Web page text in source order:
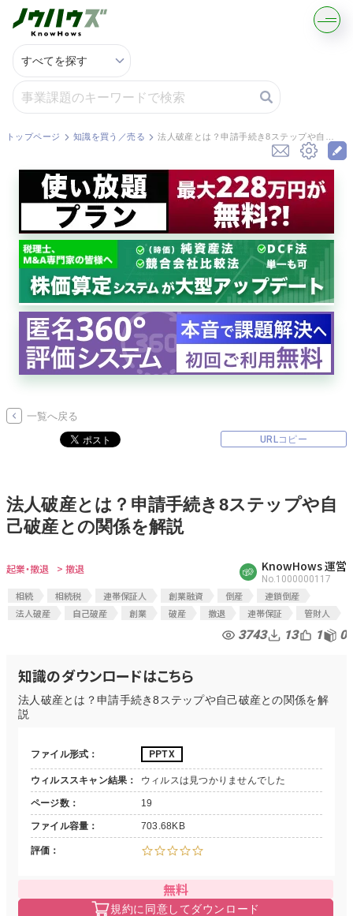
記事・コラムを読む
解決策を募集する
知識を買う／売る
契約書ひな型を探す
専門家に電話する
無料で株価を算定
資本政策を無料でお試し
無料でアンケート
新規会員登録
トップページ 知識を買う／売る
一覧へ戻る
URLコピー
法人破産とは？申請手続き8ステップや自
己破産との関係を解説
起業・撤退 > 撤退 KnowHows 運営
No.1000000117
相続 相続税 連帯保証人 創業融資 倒産
連鎖倒産
法人破産
自己破産 創業 破産 撤退 連帯保証 管財人
3743 13 1 0
知識のダウンロードはこちら
法人破産とは？申請手続き8ステップや自己破産との関係を解
説
ファイル形式 PPTX
ウィルススキャン結果 ウィルスは見つかりませんでした
ページ数 19
ファイル容量 703.68KB
評価
無料
規約に同意してダウンロード